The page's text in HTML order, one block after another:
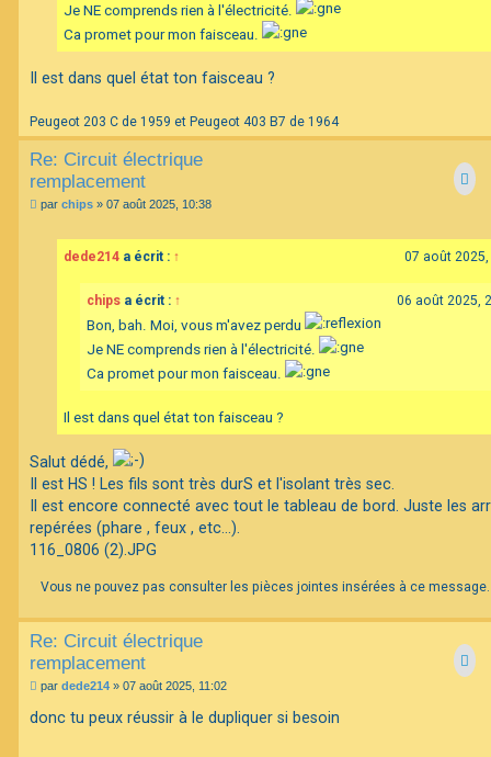
Je NE comprends rien à l'électricité.
Ca promet pour mon faisceau.
Il est dans quel état ton faisceau ?
Peugeot 203 C de 1959 et Peugeot 403 B7 de 1964
Re: Circuit électrique
remplacement
M
par chips » 07 août 2025, 10:38
dede214 a écrit : ↑ 07 août 2025,
chips a écrit : ↑ 06 août 2025,
Bon, bah. Moi, vous m'avez perdu
Je NE comprends rien à l'électricité.
Ca promet pour mon faisceau.
Il est dans quel état ton faisceau ?
Salut dédé,
Il est HS ! Les fils sont très durS et l'isolant très sec.
Il est encore connecté avec tout le tableau de bord. Juste les
repérées (phare , feux , etc...).
116_0806 (2).JPG
Vous ne pouvez pas consulter les pièces jointes insérées à ce message.
Re: Circuit électrique
remplacement
M
s
s
par dede214 » 07 août 2025, 11:02
donc tu peux réussir à le dupliquer si besoin